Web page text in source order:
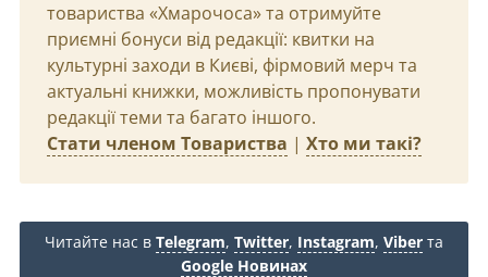
товариства «Хмарочоса» та отримуйте
приємні бонуси від редакції: квитки на
культурні заходи в Києві, фірмовий мерч та
актуальні книжки, можливість пропонувати
редакції теми та багато іншого.
Стати членом Товариства | Хто ми такі?
Читайте нас в Telegram, Twitter, Instagram, Viber та
Google Новинах